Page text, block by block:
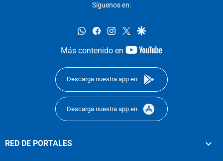
Síguenos en:
whatsappfacebookinstagram
twittergoogle
Más contenido en
youtube-
Descarga nuestra app en
Descarga nuestra app en
RED DE PORTALES